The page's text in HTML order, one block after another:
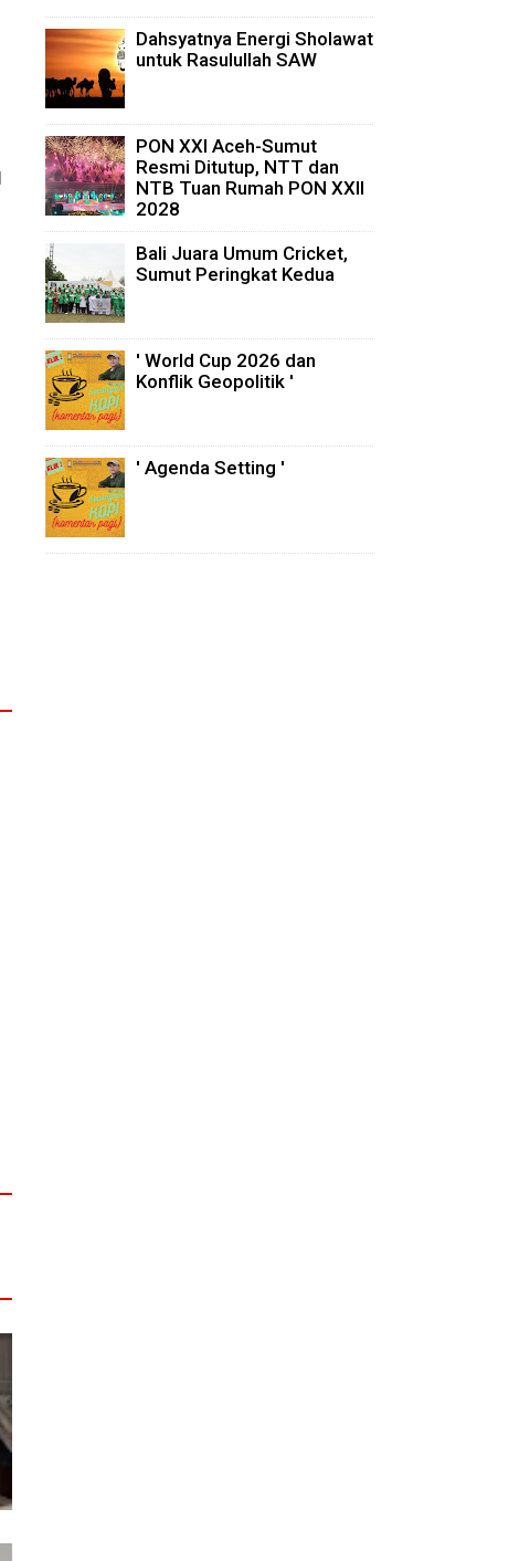
Dahsyatnya Energi Sholawat
untuk Rasulullah SAW
PON XXI Aceh-Sumut
Resmi Ditutup, NTT dan
NTB Tuan Rumah PON XXII
2028
Bali Juara Umum Cricket,
Sumut Peringkat Kedua
' World Cup 2026 dan
Konflik Geopolitik '
' Agenda Setting '